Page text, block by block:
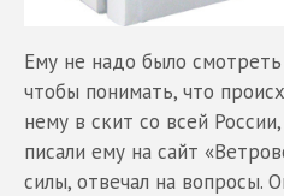
Ему не надо было
чтобы понимать, что
нему в скит со всей
писали ему на сайт
силы, отвечал на вопросы.